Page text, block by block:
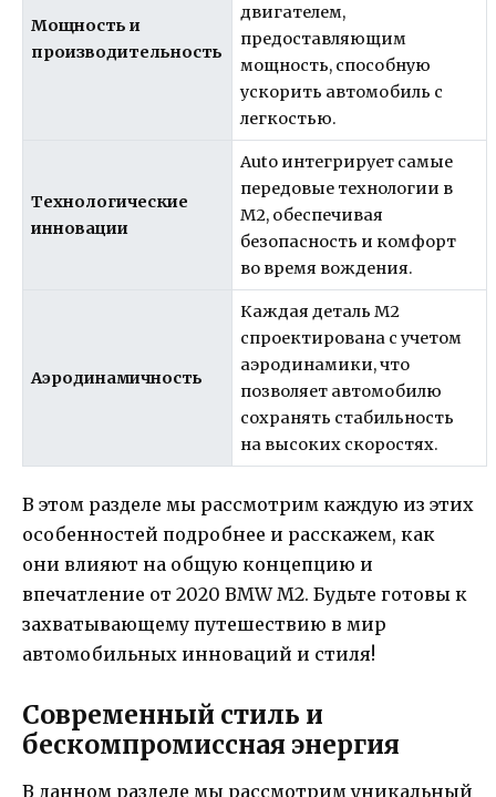
Мощность и
производительность
двигателем,
предоставляющим
мощность, способную
ускорить автомобиль с
легкостью.
Технологические
инновации
Auto интегрирует самые
передовые технологии в
M2, обеспечивая
безопасность и комфорт
во время вождения.
Аэродинамичность
Каждая деталь M2
спроектирована с учетом
аэродинамики, что
позволяет автомобилю
сохранять стабильность
на высоких скоростях.
В этом разделе мы рассмотрим каждую из этих
особенностей подробнее и расскажем, как
они влияют на общую концепцию и
впечатление от 2020 BMW M2. Будьте готовы к
захватывающему путешествию в мир
автомобильных инноваций и стиля!
Современный стиль и
бескомпромиссная энергия
В данном разделе мы рассмотрим уникальный